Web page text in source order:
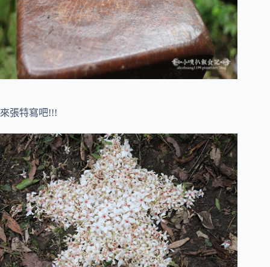
來張特寫吧!!!